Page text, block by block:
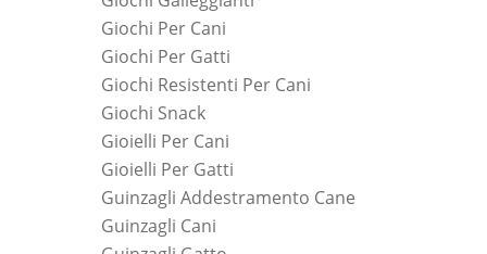
Giochi Per Cani
Giochi Per Gatti
Giochi Resistenti Per Cani
Giochi Snack
Gioielli Per Cani
Gioielli Per Gatti
Guinzagli Addestramento Cane
Guinzagli Cani